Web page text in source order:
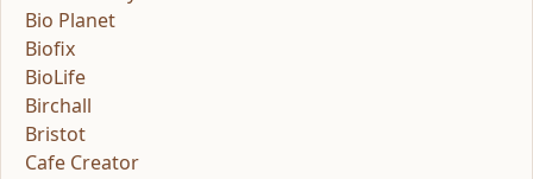
Bio Planet
Biofix
BioLife
Birchall
Bristot
Cafe Creator